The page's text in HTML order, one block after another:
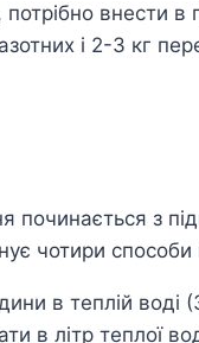
внести в
і 2-3 кг
починається з
чотири
в теплій
в літр теплої